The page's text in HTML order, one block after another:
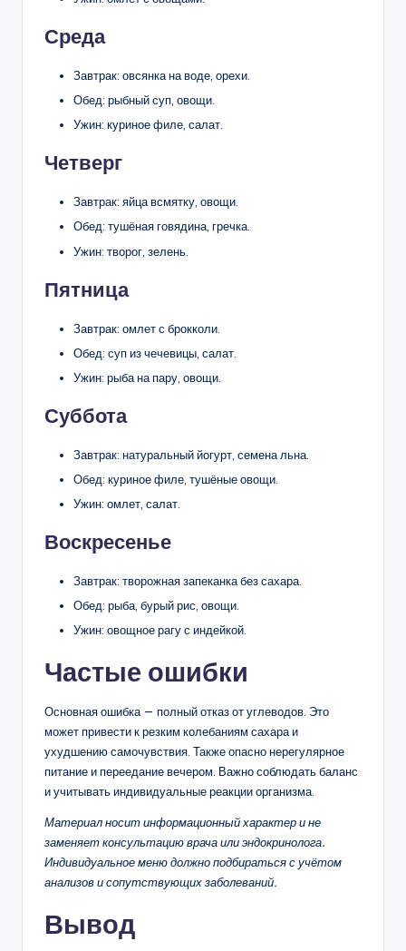
Среда
Завтрак: овсянка на воде, орехи.
Обед: рыбный суп, овощи.
Ужин: куриное филе, салат.
Четверг
Завтрак: яйца всмятку, овощи.
Обед: тушёная говядина, гречка.
Ужин: творог, зелень.
Пятница
Завтрак: омлет с брокколи.
Обед: суп из чечевицы, салат.
Ужин: рыба на пару, овощи.
Суббота
Завтрак: натуральный йогурт, семена льна.
Обед: куриное филе, тушёные овощи.
Ужин: омлет, салат.
Воскресенье
Завтрак: творожная запеканка без сахара.
Обед: рыба, бурый рис, овощи.
Ужин: овощное рагу с индейкой.
Частые ошибки
Основная ошибка — полный отказ от углеводов. Это
может привести к резким колебаниям сахара и
ухудшению самочувствия. Также опасно нерегулярное
питание и переедание вечером. Важно соблюдать баланс
и учитывать индивидуальные реакции организма.
Материал носит информационный характер и не
заменяет консультацию врача или эндокринолога.
Индивидуальное меню должно подбираться с учётом
анализов и сопутствующих заболеваний.
Вывод